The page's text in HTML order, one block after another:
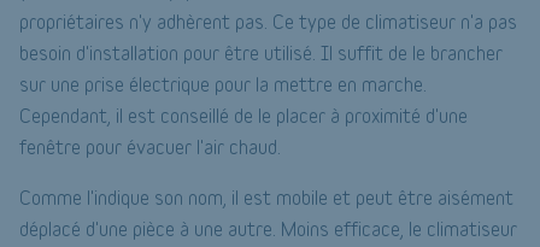
propriétaires n'y adhèrent pas. Ce type de climatiseur n'a pas
besoin d'installation pour être utilisé. Il suffit de le brancher
sur une prise électrique pour la mettre en marche.
Cependant, il est conseillé de le placer à proximité d'une
fenêtre pour évacuer l'air chaud.
Comme l'indique son nom, il est mobile et peut être aisément
déplacé d'une pièce à une autre. Moins efficace, le climatiseur